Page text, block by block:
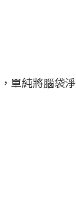
單純將腦袋淨